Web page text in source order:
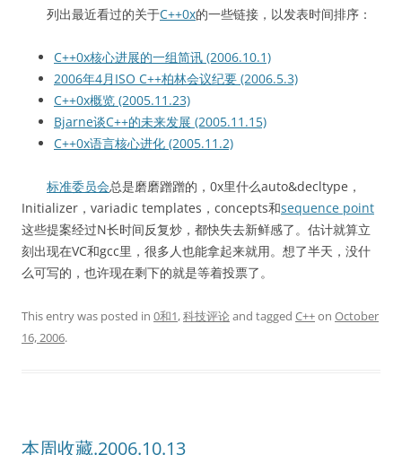
列出最近看过的关于C++0x的一些链接，以发表时间排序：
C++0x核心进展的一组简讯 (2006.10.1)
2006年4月ISO C++柏林会议纪要 (2006.5.3)
C++0x概览 (2005.11.23)
Bjarne谈C++的未来发展 (2005.11.15)
C++0x语言核心进化 (2005.11.2)
标准委员会总是磨磨蹭蹭的，0x里什么auto&decltype，
Initializer，variadic templates，concepts和sequence point
这些提案经过N长时间反复炒，都快失去新鲜感了。估计就算立
刻出现在VC和gcc里，很多人也能拿起来就用。想了半天，没什
么可写的，也许现在剩下的就是等着投票了。
This entry was posted in 0和1,科技评论and tagged C++on October
16, 2006.
本周收藏.2006.10.13